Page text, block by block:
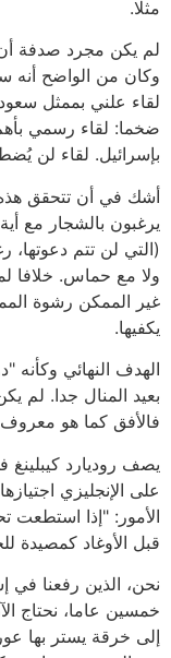
مثلا.
لم يكن مجرد صدفة أن
وكان من الواضح أنه
لقاء علني بممثل
ضخما: لقاء رسمي
بإسرائيل. لقاء لن
أشك في أن تتحقق هذه
يرغبون بالشجار مع
(التي لن تتم دعوتها،
ولا مع حماس. خلافا
غير الممكن رشوة
يكفيها.
الهدف النهائي وكأنه
بعيد المنال جدا. لم
فالأفق كما هو معروف
يصف روديارد كيبلينغ
على الإنجليزي
الأمور: "إذا استطعت
قبل الأوغاد كمصيدة
نحن، الذين رفعنا في
خمسين عاما، نحتاج
إلى خرقة يستر بها